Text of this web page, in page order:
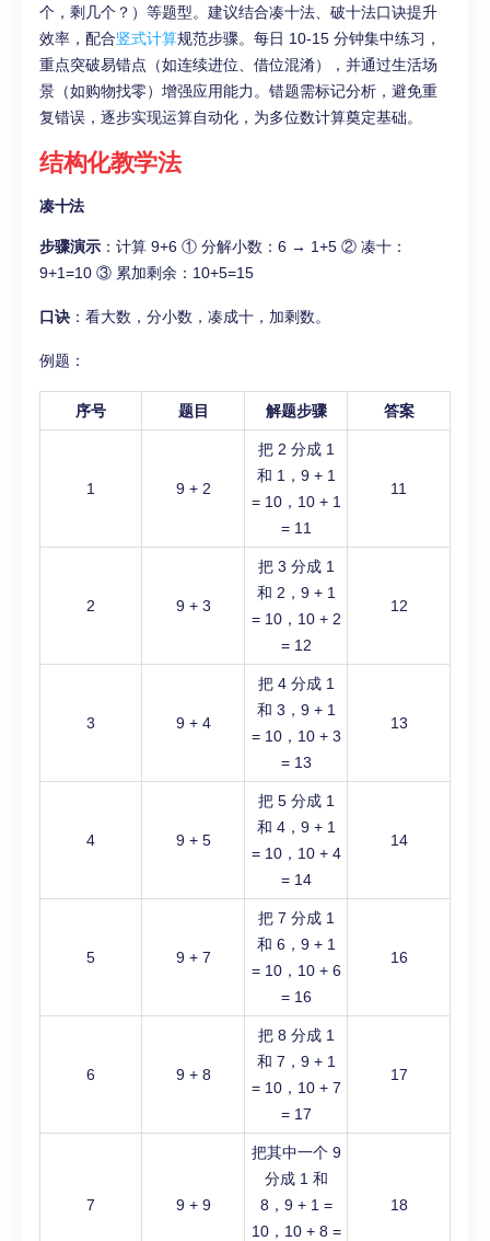
个，剩几个？）等题型。建议结合凑十法、破十法口诀提升
效率，配合竖式计算规范步骤。每日 10-15 分钟集中练习，
重点突破易错点（如连续进位、借位混淆），并通过生活场
景（如购物找零）增强应用能力。错题需标记分析，避免重
复错误，逐步实现运算自动化，为多位数计算奠定基础。
结构化教学法
凑十法
步骤演示 ：计算 9+6 ① 分解小数：6 → 1+5 ② 凑十：
9+1=10 ③ 累加剩余：10+5=15
口诀 ：看大数，分小数，凑成十，加剩数。
例题：
序号 题目 解题步骤 答案
1 9 + 2
把 2 分成 1
和 1，9 + 1
= 10，10 + 1
= 11
11
2 9 + 3
把 3 分成 1
和 2，9 + 1
= 10，10 + 2
= 12
12
3 9 + 4
把 4 分成 1
和 3，9 + 1
= 10，10 + 3
= 13
13
4 9 + 5
把 5 分成 1
和 4，9 + 1
= 10，10 + 4
= 14
14
5 9 + 7
把 7 分成 1
和 6，9 + 1
= 10，10 + 6
= 16
16
6 9 + 8
把 8 分成 1
和 7，9 + 1
= 10，10 + 7
= 17
17
7 9 + 9
把其中一个 9
分成 1 和
8，9 + 1 =
10，10 + 8 =
18